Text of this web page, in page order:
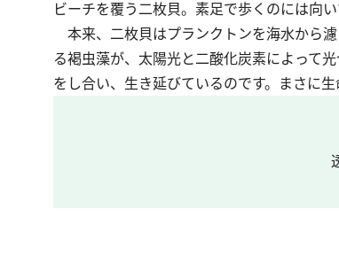
ビーチを覆う二枚貝。素足で歩くのには向い
本来、二枚貝はプランクトンを海水から
る褐虫藻が、太陽光と二酸化炭素によって
をし合い、生き延びているのです。まさに生